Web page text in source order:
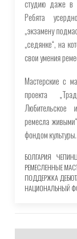
студию даже в
Ребята
„экзамену
„седянке“, на
свои умения
Мастерские с
проекта
Любительское
ремесла
фондом культуры.
БОЛГАРИЯ
РЕМЕСЛЕННЫЕ
ПОДДЕРЖКА
НАЦИОНАЛЬНЫЙ